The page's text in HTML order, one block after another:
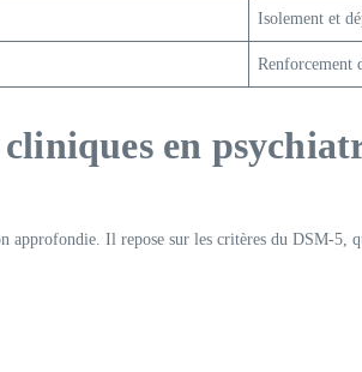
Isolement et
Renforcement
en
approfondie. Il repose sur les critères du DSM-5,